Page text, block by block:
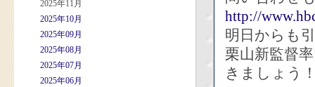
2025年11月
2025年10月
2025年09月
2025年08月
2025年07月
2025年06月
http://
明日からも
栗山新監督
きましょう